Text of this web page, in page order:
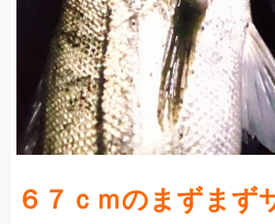
６７ｃｍのまずまず